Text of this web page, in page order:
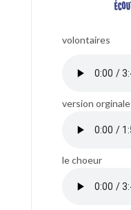
volontaires
version orginale
le choeur